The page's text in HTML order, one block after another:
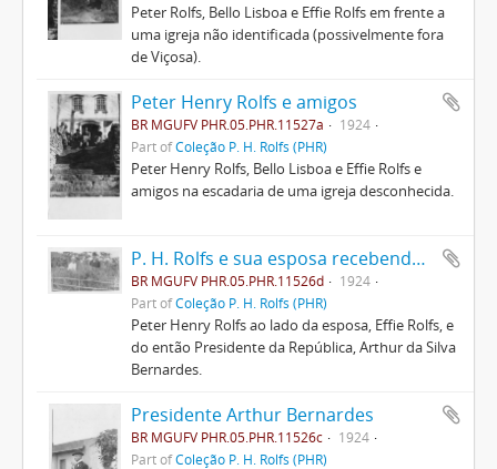
Peter Rolfs, Bello Lisboa e Effie Rolfs em frente a
uma igreja não identificada (possivelmente fora
de Viçosa).
Peter Henry Rolfs e amigos
BR MGUFV PHR.05.PHR.11527a
1924
Part ofColeção P. H. Rolfs (PHR)
Peter Henry Rolfs, Bello Lisboa e Effie Rolfs e
amigos na escadaria de uma igreja desconhecida.
P. H. Rolfs e sua esposa recebendo Arthur Bernardes
BR MGUFV PHR.05.PHR.11526d
1924
Part ofColeção P. H. Rolfs (PHR)
Peter Henry Rolfs ao lado da esposa, Effie Rolfs, e
do então Presidente da República, Arthur da Silva
Bernardes.
Presidente Arthur Bernardes
BR MGUFV PHR.05.PHR.11526c
1924
Part ofColeção P. H. Rolfs (PHR)